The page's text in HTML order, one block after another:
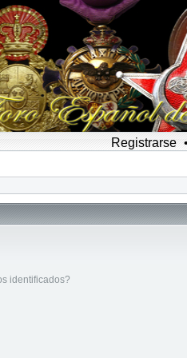
Registrarse •
identificados?